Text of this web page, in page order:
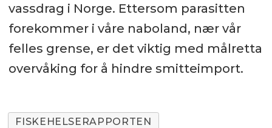
vassdrag i Norge. Ettersom parasitten
forekommer i våre naboland, nær vår
felles grense, er det viktig med målretta
overvåking for å hindre smitteimport.
FISKEHELSERAPPORTEN